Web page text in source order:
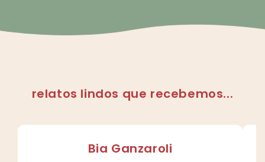
relatos lindos que recebemos...
Bia Ganzaroli